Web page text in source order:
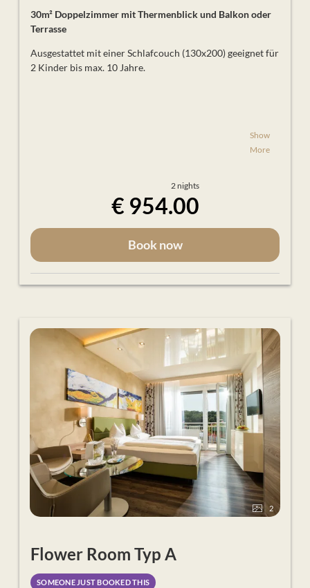
30m² Doppelzimmer mit Thermenblick und Balkon oder
Terrasse
Ausgestattet mit einer Schlafcouch (130x200) geeignet für
2 Kinder bis max. 10 Jahre.
in unserem Restaurant
SchaffelbadPlus-Tag für zwei
(inkl. reservierte Kuschelliege, Kuscheldecke &
tägl.GanztageseintrittinsSchaffelbad
tägl. GanztageseintrittinsThermenresort
Loipersdorf
inkludierte Liegeim Thermenbereich
zusätzlicherhoteleigener Liegebereich im
Thermenbad
Bademantel, Badetuch und Badetasche für den
Aufenthalt
Frühstücksbuffetmit Produkten aus der Region
Mittagssnackmit Suppe & Salat
5-Gänge-Wahlmenüam Abend
Benützung derhoteleigenen Saunawelt
Sport-Aktiv-Programm & Fitness-Studio in der
Therme
WLAN und Sky-TV in allen Zimmern
Show
More
2 nights
€ 954.00
Book now
2
Flower Room Typ A
SOMEONE JUST BOOKED THIS